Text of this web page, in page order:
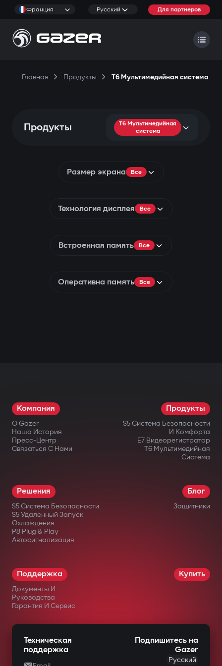
Франция Русский Для партнеров
Главная Продукты T6 Мультимедийная система
Продукты
T6 Мультимедийная
система
Размер экрана Все
Технология дисплея Все
Встроенная память Все
Оперативна память Все
Компания
О Gazer
Наша История
Пресс-Центр
Связаться С Нами
Продукты
S5 Система Безопасности
И Комфорта
E7 Видеорегистратор
T6 Мультимедийная
Система
Решения
S5 Система Безопасности
S5 Удаленный Запуск
Охлаждения
P8 Plug & Play
Автосигнализация
Блог
Защитники
Поддержка
Документы И
Руководства
Гарантия И Сервис
Купить
Техническая
поддержка
Подпишитесь на
Gazer
Русский